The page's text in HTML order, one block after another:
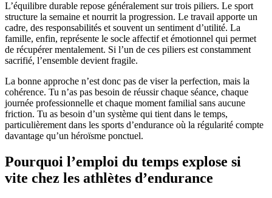
L’équilibre durable repose généralement sur trois piliers. Le sport
structure la semaine et nourrit la progression. Le travail apporte un
cadre, des responsabilités et souvent un sentiment d’utilité. La
famille, enfin, représente le socle affectif et émotionnel qui permet
de récupérer mentalement. Si l’un de ces piliers est constamment
sacrifié, l’ensemble devient fragile.
La bonne approche n’est donc pas de viser la perfection, mais la
cohérence. Tu n’as pas besoin de réussir chaque séance, chaque
journée professionnelle et chaque moment familial sans aucune
friction. Tu as besoin d’un système qui tient dans le temps,
particulièrement dans les sports d’endurance où la régularité compte
davantage qu’un héroïsme ponctuel.
Pourquoi l’emploi du temps explose si
vite chez les athlètes d’endurance